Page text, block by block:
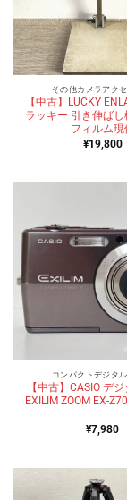
その他カメラアク
【中古】LUCKY
ラッキー 引き伸ばし
フィルム現
¥19,800
コンパクトデジタ
【中古】CASIO デ
EXILIM ZOOM EX-
¥7,980